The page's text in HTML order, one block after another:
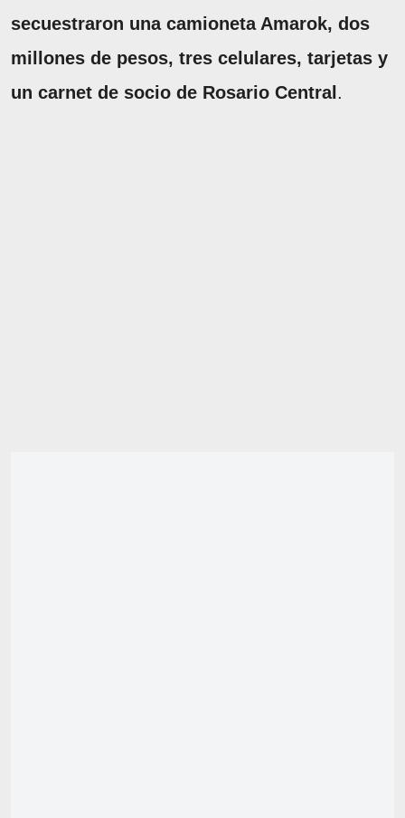
secuestraron una camioneta Amarok, dos
millones de pesos, tres celulares, tarjetas y
un carnet de socio de Rosario Central .